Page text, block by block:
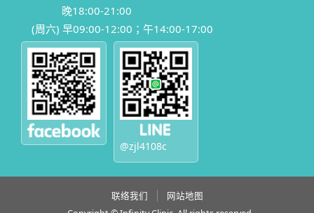
晚18:00-21:00
(周六) 早09:00-12:00；午14:00-17:00
@zjl4108c
联络我们
网站地图